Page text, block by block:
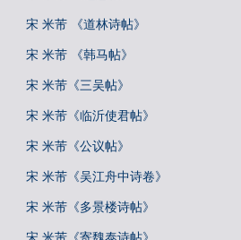
宋 米芾 《道林诗帖》
宋 米芾 《韩马帖》
宋 米芾《三吴帖》
宋 米芾《临沂使君帖》
宋 米芾《公议帖》
宋 米芾《吴江舟中诗卷》
宋 米芾《多景楼诗帖》